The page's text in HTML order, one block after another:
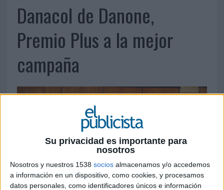
Su privacidad es importante para
nosotros
Nosotros y nuestros 1538 socios almacenamos y/o accedemos
a información en un dispositivo, como cookies, y procesamos
datos personales, como identificadores únicos e información
Danacol de Danone,
Premio Plus a la mejor
campaña